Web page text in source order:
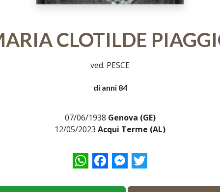
CLOTILDE
ved. PESCE
di anni 84
07/06/1938 Genova (GE)
12/05/2023 Acqui Terme (AL)
WhatsAppFacebookMessenger
Twitter